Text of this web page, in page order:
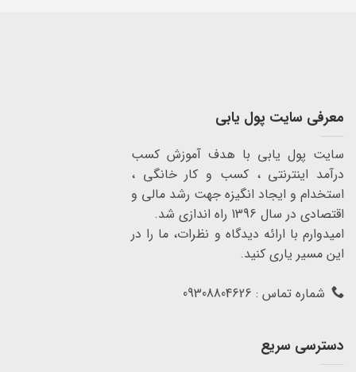
معرفی سایت پول یابی
سایت پول یابی با هدف آموزش کسب
درآمد اینترنتی ، کسب و کار خانگی ،
استخدام و ایجاد انگیزه جهت رشد مالی و
اقتصادی در سال 1396 راه اندازی شد.
امیدوارم با ارائه دیدگاه و نظرات، ما را در
این مسیر یاری کنید.
شماره تماس : 09308804626
دسترسی سریع